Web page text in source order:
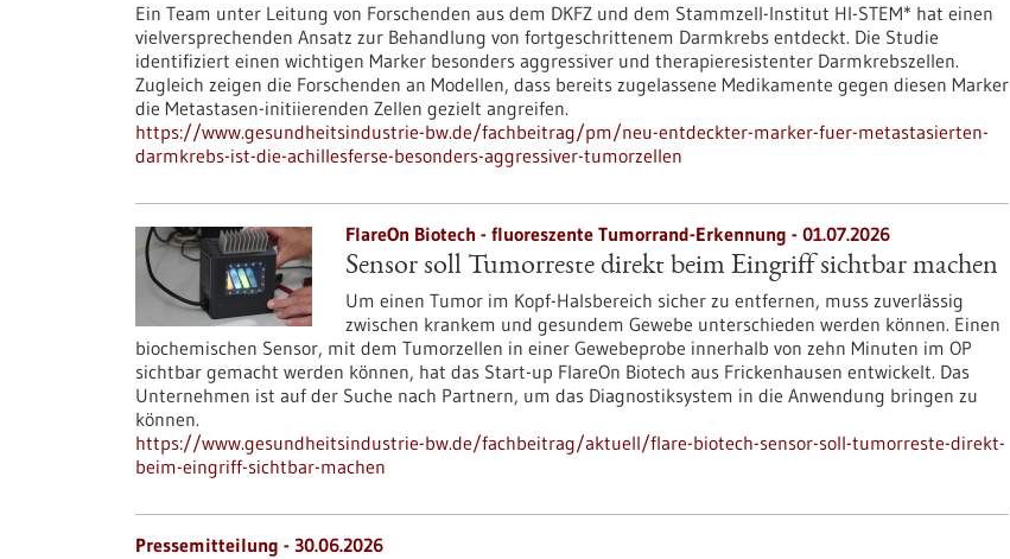
Ein Team unter Leitung von Forschenden aus dem DKFZ und dem Stammzell-Institut HI-STEM* hat einen
vielversprechenden Ansatz zur Behandlung von fortgeschrittenem Darmkrebs entdeckt. Die Studie
identifiziert einen wichtigen Marker besonders aggressiver und therapieresistenter Darmkrebszellen.
Zugleich zeigen die Forschenden an Modellen, dass bereits zugelassene Medikamente gegen diesen Marker
die Metastasen-initiierenden Zellen gezielt angreifen.
https://www.gesundheitsindustrie-bw.de/fachbeitrag/pm/neu-entdeckter-marker-fuer-metastasierten-
darmkrebs-ist-die-achillesferse-besonders-aggressiver-tumorzellen
FlareOn Biotech - fluoreszente Tumorrand-Erkennung - 01.07.2026
Sensor soll Tumorreste direkt beim Eingriff sichtbar machen
Um einen Tumor im Kopf-Halsbereich sicher zu entfernen, muss zuverlässig
zwischen krankem und gesundem Gewebe unterschieden werden können. Einen
biochemischen Sensor, mit dem Tumorzellen in einer Gewebeprobe innerhalb von zehn Minuten im OP
sichtbar gemacht werden können, hat das Start-up FlareOn Biotech aus Frickenhausen entwickelt. Das
Unternehmen ist auf der Suche nach Partnern, um das Diagnostiksystem in die Anwendung bringen zu
können.
https://www.gesundheitsindustrie-bw.de/fachbeitrag/aktuell/flare-biotech-sensor-soll-tumorreste-direkt-
beim-eingriff-sichtbar-machen
Pressemitteilung - 30.06.2026